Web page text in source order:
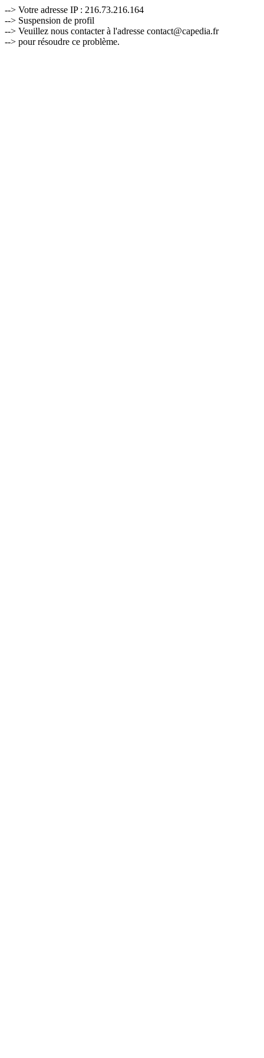
--> Votre adresse IP : 216.73.216.164
--> Suspension de profil
--> Veuillez nous contacter à l'adresse contact@capedia.fr
--> pour résoudre ce problème.